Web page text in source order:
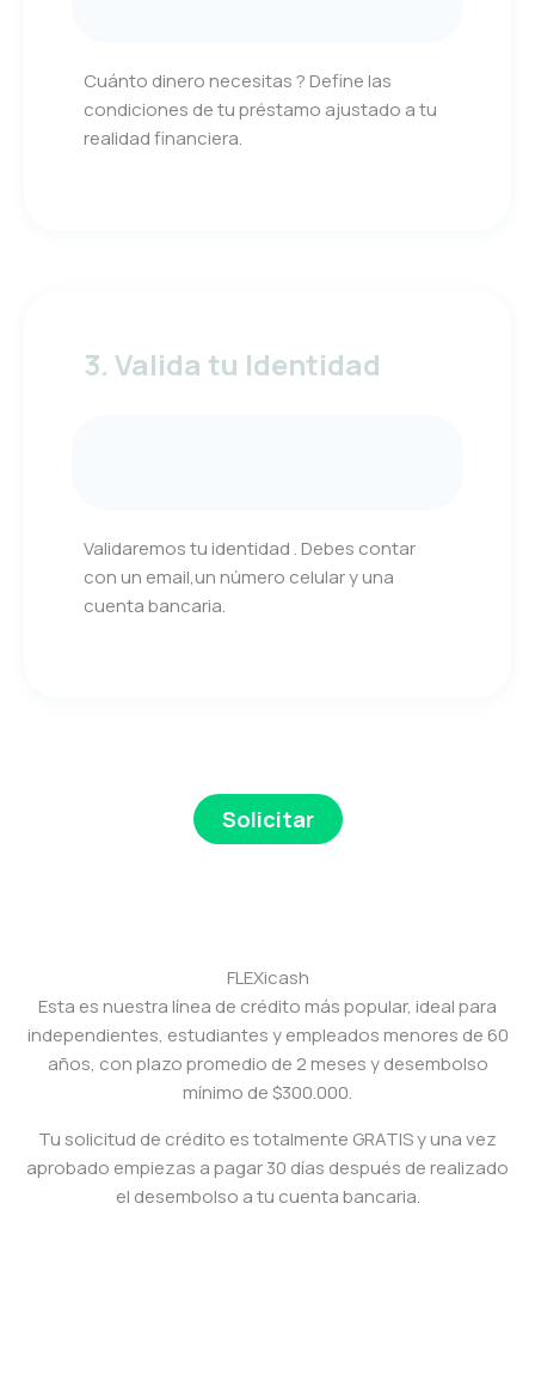
Cuánto dinero necesitas ? Define las
condiciones de tu préstamo ajustado a tu
realidad financiera.
3. Valida tu Identidad
Validaremos tu identidad . Debes contar
con un email,un número celular y una
cuenta bancaria.
Solicitar
FLEXicash
Esta es nuestra línea de crédito más popular, ideal para
independientes, estudiantes y empleados menores de 60
años, con plazo promedio de 2 meses y desembolso
mínimo de $300.000.
Tu solicitud de crédito es totalmente GRATIS y una vez
aprobado empiezas a pagar 30 días después de realizado
el desembolso a tu cuenta bancaria.